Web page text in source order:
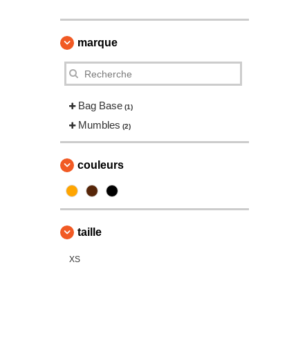
marque
Bag Base (1)
Mumbles (2)
couleurs
taille
XS